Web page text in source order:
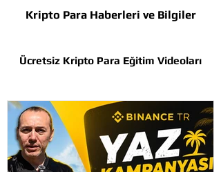
Ücretsiz Kripto Para Eğitim Videoları
Kripto Para Haberleri ve Bilgiler